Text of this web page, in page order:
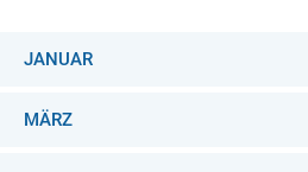
JANUAR
MÄRZ